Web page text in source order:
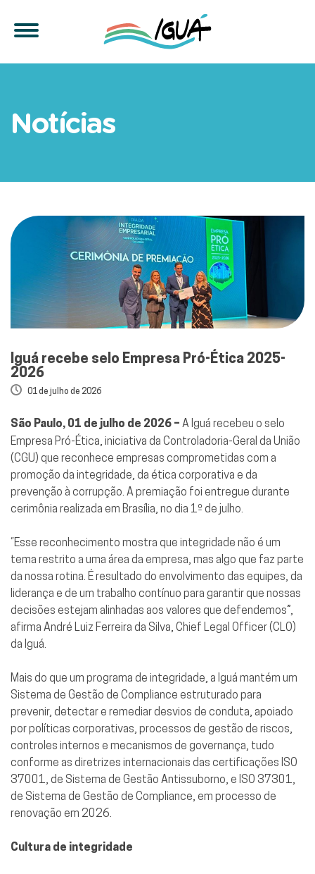
Notícias
Iguá recebe selo Empresa Pró-Ética 2025-
2026
01 de julho de 2026
São Paulo, 01 de julho de 2026 – A Iguá recebeu o selo
Empresa Pró-Ética, iniciativa da Controladoria-Geral da União
(CGU) que reconhece empresas comprometidas com a
promoção da integridade, da ética corporativa e da
prevenção à corrupção. A premiação foi entregue durante
cerimônia realizada em Brasília, no dia 1º de julho.
“Esse reconhecimento mostra que integridade não é um
tema restrito a uma área da empresa, mas algo que faz parte
da nossa rotina. É resultado do envolvimento das equipes, da
liderança e de um trabalho contínuo para garantir que nossas
decisões estejam alinhadas aos valores que defendemos”,
afirma André Luiz Ferreira da Silva, Chief Legal Officer (CLO)
da Iguá.
Mais do que um programa de integridade, a Iguá mantém um
Sistema de Gestão de Compliance estruturado para
prevenir, detectar e remediar desvios de conduta, apoiado
por políticas corporativas, processos de gestão de riscos,
controles internos e mecanismos de governança, tudo
conforme as diretrizes internacionais das certificações ISO
37001, de Sistema de Gestão Antissuborno, e ISO 37301,
de Sistema de Gestão de Compliance, em processo de
renovação em 2026.
Cultura de integridade